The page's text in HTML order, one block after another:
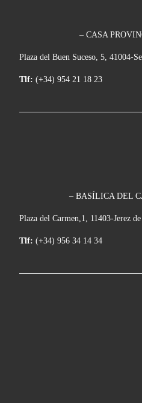
– CASA
Plaza del Buen Suceso, 5, 41004-
Tlf: (+34) 954 21 18 23
– BASÍLICA DEL
Plaza del Carmen,1, 11403-Jerez
Tlf: (+34) 956 34 14 34